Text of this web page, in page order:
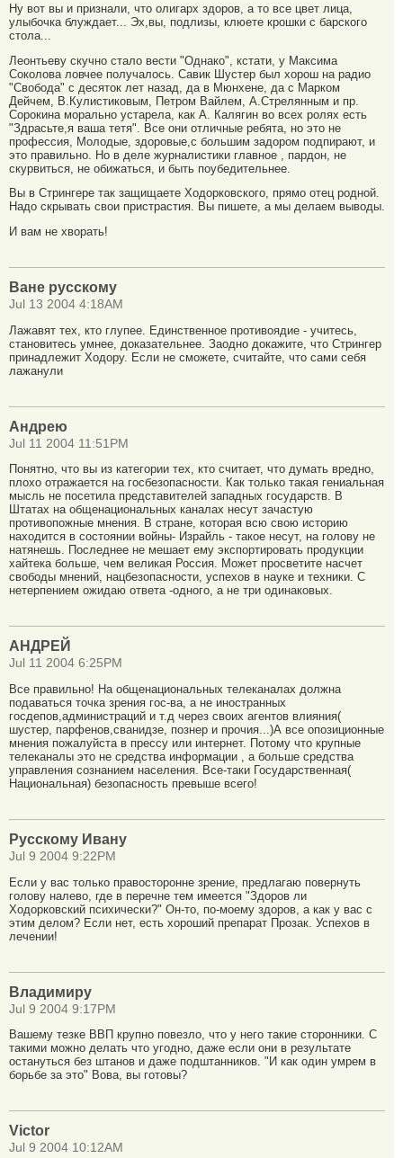
Ну вот вы и признали, что олигарх здоров, а то все цвет лица,
улыбочка блуждает... Эх,вы, подлизы, клюете крошки с барского
стола...
Леонтьеву скучно стало вести "Однако", кстати, у Максима
Соколова ловчее получалось. Савик Шустер был хорош на радио
"Свобода" с десяток лет назад, да в Мюнхене, да с Марком
Дейчем, В.Кулистиковым, Петром Вайлем, А.Стрелянным и пр.
Сорокина морально устарела, как А. Калягин во всех ролях есть
"Здрасьте,я ваша тетя". Все они отличные ребята, но это не
профессия, Молодые, здоровые,с большим задором подпирают, и
это правильно. Но в деле журналистики главное , пардон, не
скурвиться, не обижаться, и быть поубедительнее.
Вы в Стрингере так защищаете Ходорковского, прямо отец родной.
Надо скрывать свои пристрастия. Вы пишете, а мы делаем выводы.
И вам не хворать!
Ване русскому
Jul 13 2004 4:18AM
Лажавят тех, кто глупее. Единственное противоядие - учитесь,
становитесь умнее, доказательнее. Заодно докажите, что Стрингер
принадлежит Ходору. Если не сможете, считайте, что сами себя
лажанули
Андрею
Jul 11 2004 11:51PM
Понятно, что вы из категории тех, кто считает, что думать вредно,
плохо отражается на госбезопасности. Как только такая гениальная
мысль не посетила представителей западных государств. В
Штатах на общенациональных каналах несут зачастую
противопожные мнения. В стране, которая всю свою историю
находится в состоянии войны- Израйль - такое несут, на голову не
натянешь. Последнее не мешает ему экспортировать продукции
хайтека больше, чем великая Россия. Может просветите насчет
свободы мнений, нацбезопасности, успехов в науке и техники. С
нетерпением ожидаю ответа -одного, а не три одинаковых.
АНДРЕЙ
Jul 11 2004 6:25PM
Все правильно! На общенациональных телеканалах должна
подаваться точка зрения гос-ва, а не иностранных
госдепов,администраций и т.д через своих агентов влияния(
шустер, парфенов,сванидзе, познер и прочия...)А все опозиционные
мнения пожалуйста в прессу или интернет. Потому что крупные
телеканалы это не средства информации , а больше средства
управления сознанием населения. Все-таки Государственная(
Национальная) безопасность превыше всего!
Русскому Ивану
Jul 9 2004 9:22PM
Если у вас только правосторонне зрение, предлагаю повернуть
голову налево, где в перечне тем имеется "Здоров ли
Ходорковский психически?" Он-то, по-моему здоров, а как у вас с
этим делом? Если нет, есть хороший препарат Прозак. Успехов в
лечении!
Владимиру
Jul 9 2004 9:17PM
Вашему тезке ВВП крупно повезло, что у него такие сторонники. С
такими можно делать что угодно, даже если они в результате
остануться без штанов и даже подштанников. "И как один умрем в
борьбе за это" Вова, вы готовы?
Victor
Jul 9 2004 10:12AM